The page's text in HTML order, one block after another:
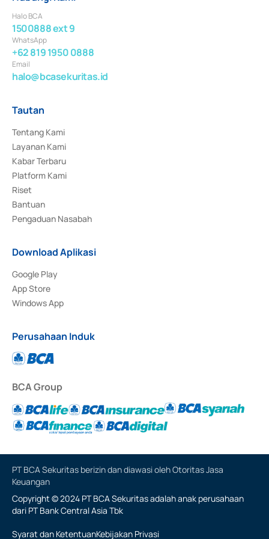
Halo BCA
1500888 ext 9
WhatsApp
+62 819 1950 0888
Email
halo@bcasekuritas.id
Tautan
Tentang Kami
Layanan Kami
Kabar Terbaru
Platform Kami
Riset
Bantuan
Pengaduan Nasabah
Download Aplikasi
Google Play
App Store
Windows App
Perusahaan Induk
BCA Group
PT BCA Sekuritas berizin dan diawasi oleh Otoritas Jasa
Keuangan
Copyright © 2024 PT BCA Sekuritas adalah anak perusahaan
dari PT Bank Central Asia Tbk
Syarat dan KetentuanKebijakan Privasi